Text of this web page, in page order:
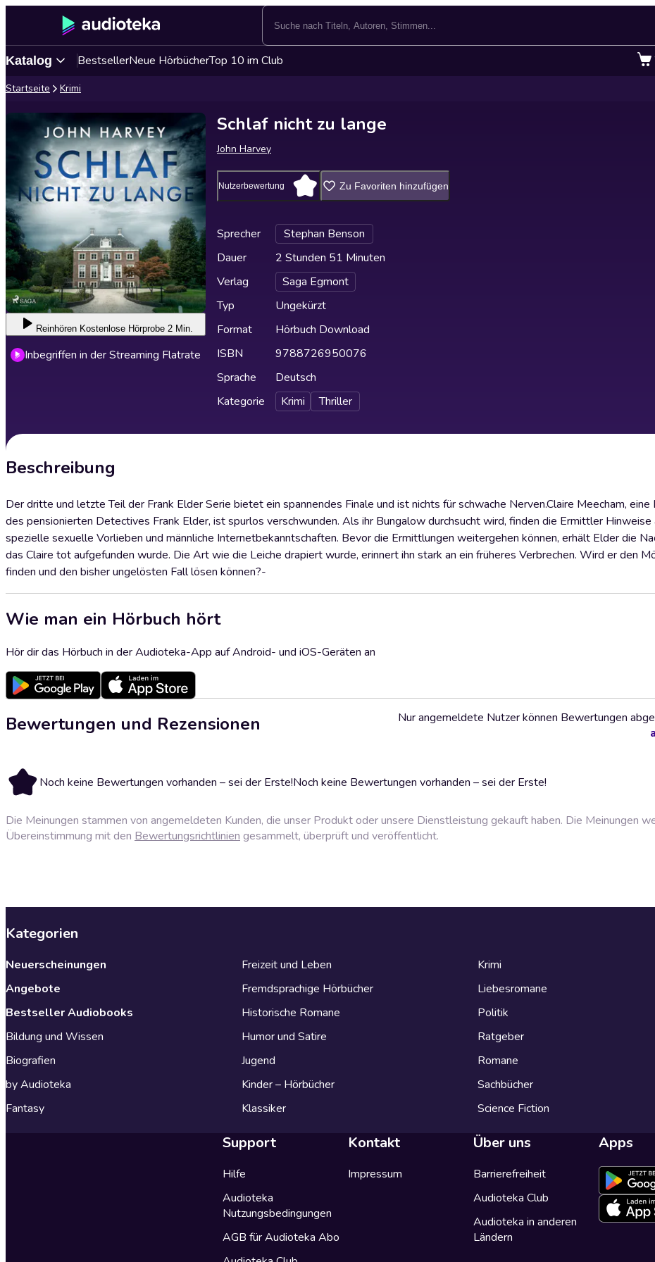
Katalog BestsellerNeue HörbücherTop 10 im Club
Startseite Krimi
Reinhören Kostenlose Hörprobe 2 Min.
Inbegriffen in der Streaming Flatrate
Schlaf nicht zu lange
John Harvey
Nutzerbewertung Zu Favoriten hinzufügen
Sprecher
Stephan Benson
Dauer
2 Stunden 51 Minuten
Verlag
Saga Egmont
Typ
Ungekürzt
Format
Hörbuch Download
ISBN
9788726950076
Sprache
Deutsch
Kategorie
Krimi Thriller
Beschreibung
Der dritte und letzte Teil der Frank Elder Serie bietet ein spannendes Finale und ist nichts für schwache Nerven.Claire Meecham, eine
des pensionierten Detectives Frank Elder, ist spurlos verschwunden. Als ihr Bungalow durchsucht wird, finden die Ermittler Hinweise
spezielle sexuelle Vorlieben und männliche Internetbekanntschaften. Bevor die Ermittlungen weitergehen können, erhält Elder die
das Claire tot aufgefunden wurde. Die Art wie die Leiche drapiert wurde, erinnert ihn stark an ein früheres Verbrechen. Wird er den
finden und den bisher ungelösten Fall lösen können?-
Wie man ein Hörbuch hört
Hör dir das Hörbuch in der Audioteka-App auf Android- und iOS-Geräten an
Bewertungen und Rezensionen
Noch keine Bewertungen vorhanden – sei der Erste!Noch keine Bewertungen vorhanden – sei der Erste!
Nur angemeldete Nutzer können Bewertungen
Die Meinungen stammen von angemeldeten Kunden, die unser Produkt oder unsere Dienstleistung gekauft haben. Die Meinungen
Übereinstimmung mit den Bewertungsrichtlinien gesammelt, überprüft und veröffentlicht.
Kategorien
Neuerscheinungen
Angebote
Bestseller Audiobooks
Bildung und Wissen
Biografien
by Audioteka
Fantasy
Freizeit und Leben
Fremdsprachige Hörbücher
Historische Romane
Humor und Satire
Jugend
Kinder – Hörbücher
Klassiker
Krimi
Liebesromane
Politik
Ratgeber
Romane
Sachbücher
Science Fiction
Support
Hilfe
Audioteka
Nutzungsbedingungen
AGB für Audioteka Abo
Kontakt
Impressum
Über uns
Barrierefreiheit
Audioteka Club
Audioteka in anderen
Ländern
Apps